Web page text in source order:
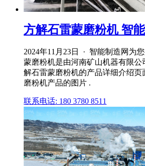
方解石雷蒙磨粉机 智
2024年11月23日 · 智能制造网为
蒙磨粉机是由河南矿山机器有限公
解石雷蒙磨粉机的产品详细介绍页
磨粉机产品的图片 .
联系电话: 180 3780 8511